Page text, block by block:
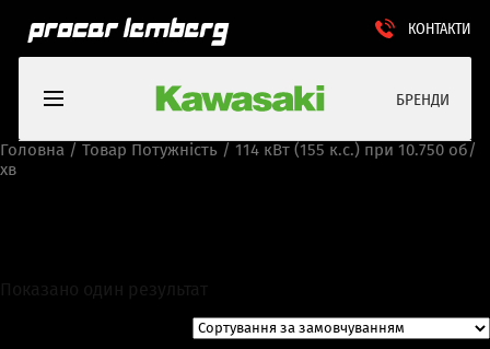
КОНТАКТИ
БРЕНДИ
Головна / Товар Потужність / 114 кВт (155 к.с.) при 10.750 об/
хв
Показано один результат